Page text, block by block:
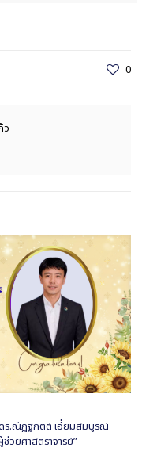
0
ว
ร.ณัฏฐกิตต์ เอี่ยมสมบูรณ์
ช่วยศาสตราจารย์”